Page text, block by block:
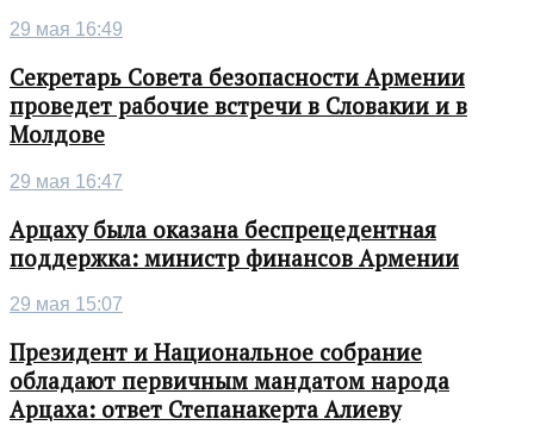
29 мая 16:49
Секретарь Совета безопасности Армении
проведет рабочие встречи в Словакии и в
Молдове
29 мая 16:47
Арцаху была оказана беспрецедентная
поддержка: министр финансов Армении
29 мая 15:07
Президент и Национальное собрание
обладают первичным мандатом народа
Арцаха: ответ Степанакерта Алиеву